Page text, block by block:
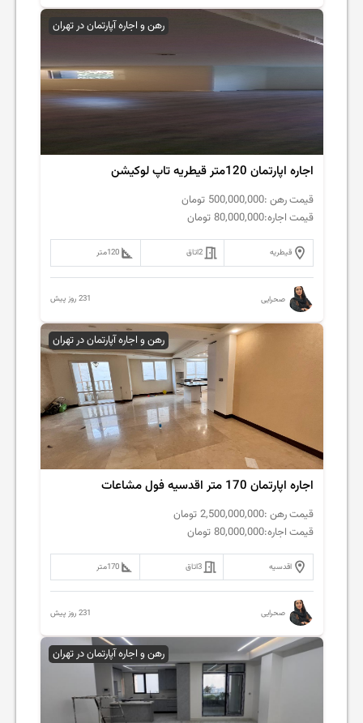
رهن و اجاره آپارتمان در تهران
اجاره اپارتمان 120متر قیطریه تاپ لوکیشن
قیمت رهن :500,000,000 تومان
قیمت اجاره:80,000,000 تومان
قیطریه 2اتاق 120متر
صحرایی 231 روز پیش
رهن و اجاره آپارتمان در تهران
اجاره اپارتمان 170 متر اقدسیه فول مشاعات
قیمت رهن :2,500,000,000 تومان
قیمت اجاره:80,000,000 تومان
اقدسیه 3اتاق 170متر
صحرایی 231 روز پیش
رهن و اجاره آپارتمان در تهران